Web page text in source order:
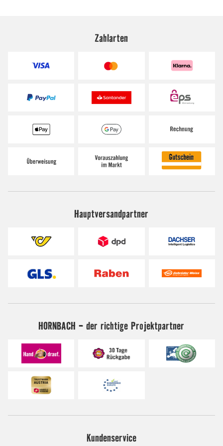
Zahlarten
Hauptversandpartner
HORNBACH - der richtige Projektpartner
Kundenservice